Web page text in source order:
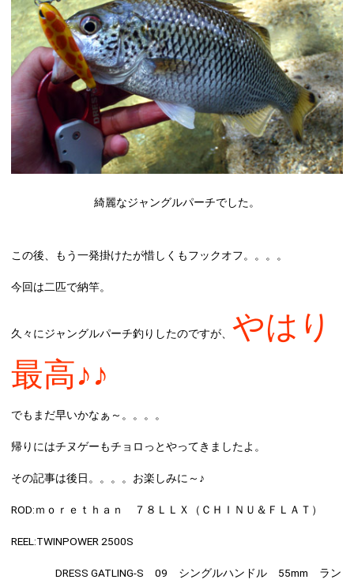
綺麗なジャングルパーチでした。
この後、もう一発掛けたが惜しくもフックオフ。。。。
今回は二匹で納竿。
久々にジャングルパーチ釣りしたのですが、 やはり
最高♪♪
でもまだ早いかなぁ～。。。。
帰りにはチヌゲーもチョロっとやってきましたよ。
その記事は後日。。。。お楽しみに～♪
ROD:ｍｏｒｅｔｈａｎ ７８ＬＬＸ（ＣＨＩＮＵ＆ＦＬＡＴ）
REEL:TWINPOWER 2500S
DRESS GATLING-S 09 シングルハンドル 55mm ラン